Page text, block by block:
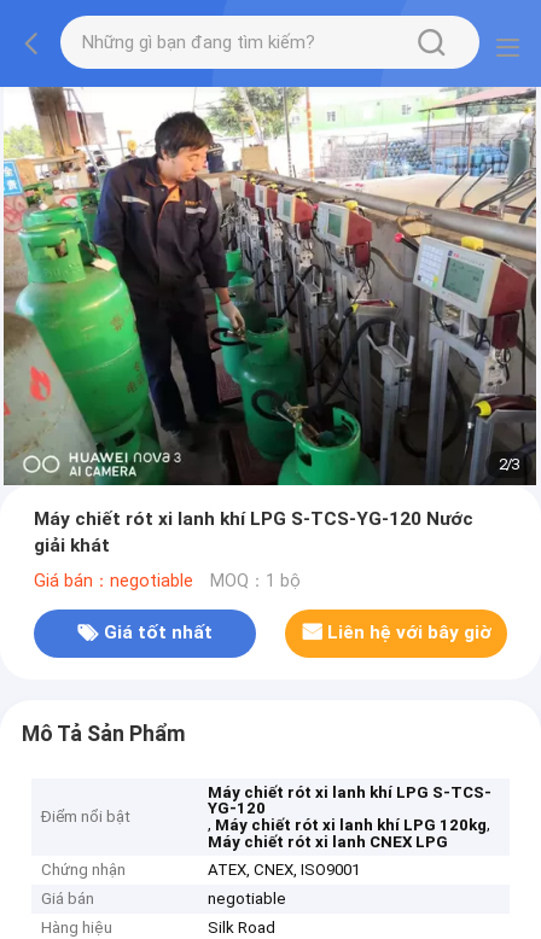
2/3
Máy chiết rót xi lanh khí LPG S-TCS-YG-120 Nước
giải khát
Giá bán：negotiable MOQ：1 bộ
Giá tốt nhất Liên hệ với bây giờ
Mô Tả Sản Phẩm
Điểm nổi bật
Máy chiết rót xi lanh khí LPG S-TCS-
YG-120
, Máy chiết rót xi lanh khí LPG 120kg,
Máy chiết rót xi lanh CNEX LPG
Chứng nhận
ATEX, CNEX, ISO9001
Giá bán
negotiable
Hàng hiệu
Silk Road